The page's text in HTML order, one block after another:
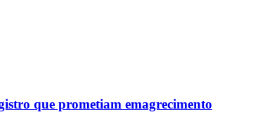
que prometiam emagrecimento